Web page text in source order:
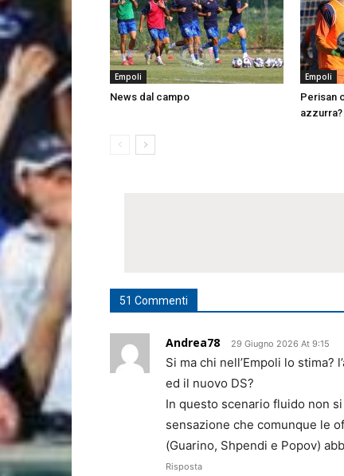
Empoli
News dal campo
Empoli
Perisan
azzurra?
51 Commenti
Andrea78 29 Giugno 2026 At 9:15
Si ma chi nell’Empoli lo stima?
ed il nuovo DS?
In questo scenario fluido non
sensazione che comunque le
(Guarino, Shpendi e Popov)
Risposta